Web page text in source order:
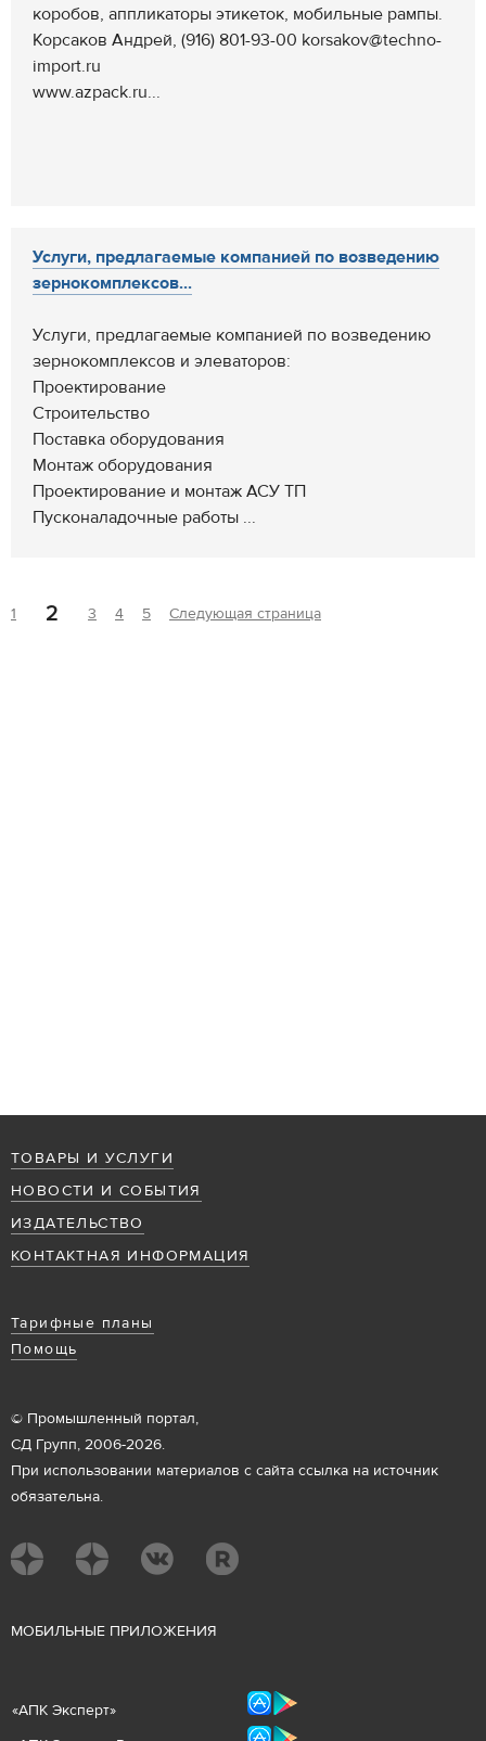
коробов, аппликаторы этикеток, мобильные рампы.
Корсаков Андрей, (916) 801-93-00 korsakov@techno-
import.ru
www.azpack.ru...
Услуги, предлагаемые компанией по возведению
зернокомплексов...
Услуги, предлагаемые компанией по возведению
зернокомплексов и элеваторов:
Проектирование
Строительство
Поставка оборудования
Монтаж оборудования
Проектирование и монтаж АСУ ТП
Пусконаладочные работы ...
1 2 3 4 5 Следующая страница
ТОВАРЫ И УСЛУГИ
НОВОСТИ И СОБЫТИЯ
ИЗДАТЕЛЬСТВО
КОНТАКТНАЯ ИНФОРМАЦИЯ
Тарифные планы
Помощь
© Промышленный портал,
СД Групп, 2006-2026.
При использовании материалов с сайта ссылка на источник
обязательна.
МОБИЛЬНЫЕ ПРИЛОЖЕНИЯ
«АПК Эксперт»